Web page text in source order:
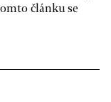
článku se